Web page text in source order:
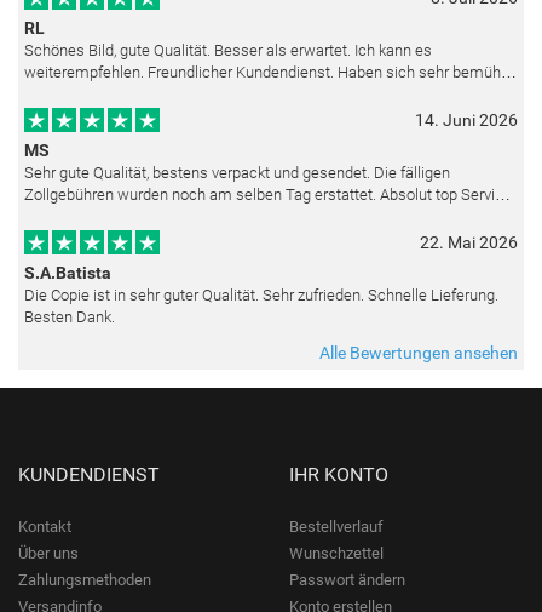
RL
Schönes Bild, gute Qualität. Besser als erwartet. Ich kann es
weiterempfehlen. Freundlicher Kundendienst. Haben sich sehr bemüht
14. Juni 2026
MS
Sehr gute Qualität, bestens verpackt und gesendet. Die fälligen
Zollgebühren wurden noch am selben Tag erstattet. Absolut top Service
22. Mai 2026
S.A.Batista
Die Copie ist in sehr guter Qualität. Sehr zufrieden. Schnelle Lieferung.
Besten Dank.
Alle Bewertungen ansehen
KUNDENDIENST
Kontakt
Über uns
Zahlungsmethoden
Versandinfo
IHR KONTO
Bestellverlauf
Wunschzettel
Passwort ändern
Konto erstellen